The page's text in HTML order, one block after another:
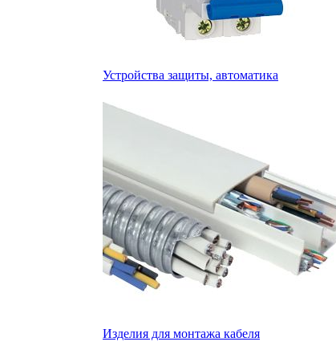
Устройства защиты, автоматика
Изделия для монтажа кабеля